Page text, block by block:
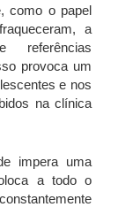
como o papel
a
referências
provoca um
e nos
na clínica
impera uma
a todo o